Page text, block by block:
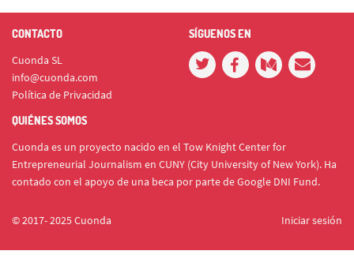
CONTACTO
Cuonda SL
info@cuonda.com
Política de Privacidad
SÍGUENOS EN
QUIÉNES SOMOS
Cuonda es un proyecto nacido en el Tow Knight Center for
Entrepreneurial Journalism en CUNY (City University of New York). Ha
contado con el apoyo de una beca por parte de Google DNI Fund.
© 2017- 2025 Cuonda Iniciar sesión